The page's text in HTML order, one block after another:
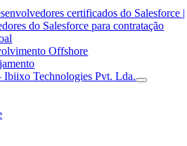
certificados do Salesforce |
do Salesforce para contratação
Offshore
Ibiixo Technologies Pvt. Lda.